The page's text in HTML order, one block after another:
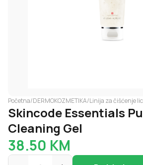
Početna/DERMOKOZMETIKA/Linija za čišćenje
Skincode Essentials
Cleaning Gel
38.50 KM